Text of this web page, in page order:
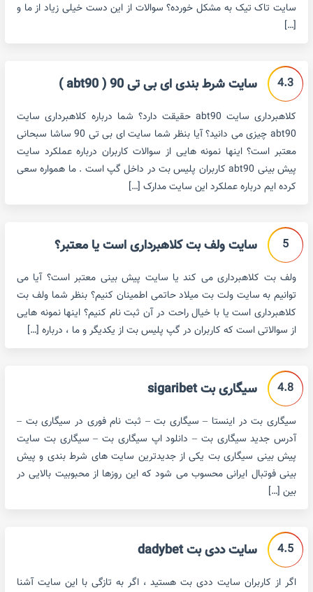
سایت تاک تیک به مشکل خورده؟ سوالات از این دست خیلی زیاد از ما و
[…]
4.3 سایت شرط بندی ای بی تی 90 ( abt90 )
کلاهبرداری سایت abt90 حقیقت دارد؟ شما درباره کلاهبرداری سایت
abt90 چیزی می دانید؟ آیا بنظر شما سایت ای بی تی 90 ساشا سبحانی
معتبر است؟ اینها نمونه هایی از سوالات کاربران درباره عملکرد سایت
پیش بینی abt90 کاربران پلیس بت در داخل گپ است . ما همواره سعی
کرده ایم درباره عملکرد این سایت مدارک […]
5 سایت ولف بت کلاهبرداری است یا معتبر؟
ولف بت کلاهبرداری می کند یا سایت پیش بینی معتبر است؟ آیا می
توانیم به سایت ولت بت میلاد حاتمی اطمینان کنیم؟ بنظر شما ولف بت
کلاهبرداری است یا با خیال راحت در آن ثبت نام کنیم؟ اینها نمونه هایی
از سوالاتی است که کاربران در گپ پلیس بت از یکدیگر و ما ، درباره […]
4.8 سیگاری بت sigaribet
سیگاری بت در اینستا – سیگاری بت – ثبت نام فوری در سیگاری بت –
آدرس جدید سیگاری بت – دانلود اپ سیگاری بت – سیگاری بت سایت
پیش بینی سیگاری بت یکی از جدیدترین سایت های شرط بندی و پیش
بینی فوتبال ایرانی محسوب می شود که این روزها از محبوبیت بالایی در
بین […]
4.5 سایت ددی بت dadybet
اگر از کاربران سایت ددی بت هستید ، اگر به تازگی با این سایت آشنا